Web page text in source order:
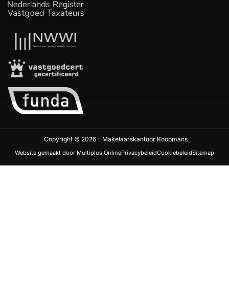
Copyright © 2026 - Makelaarskantoor Koopmans
Website gemaakt door Multiplus OnlinePrivacybeleidCookiebeleidSitemap